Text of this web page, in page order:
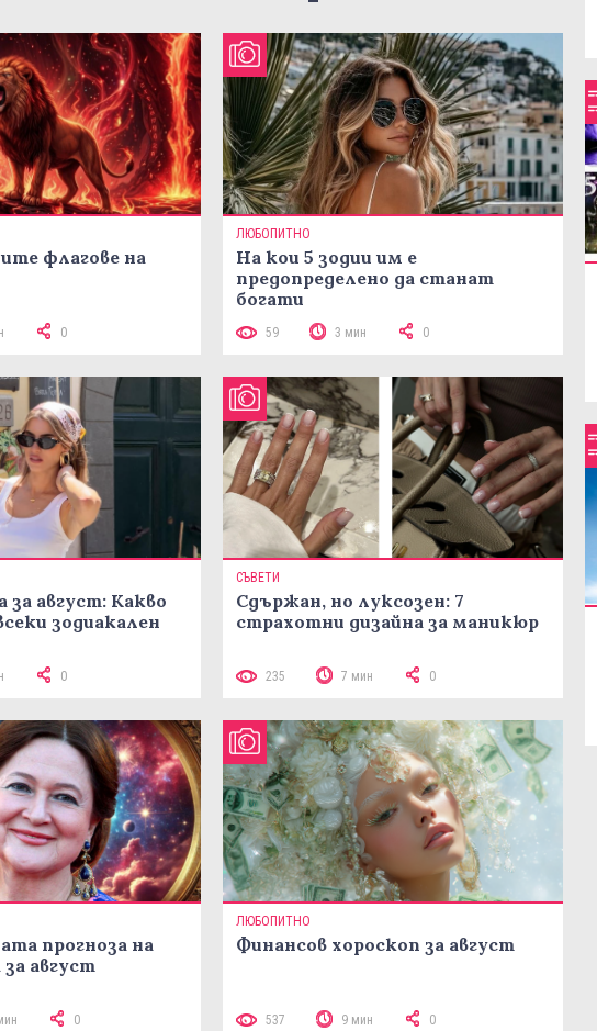
флагове на
0
ЛЮБОПИТНО
На кои 5 зодии им е
предопределено да станат
богати
59 3 мин 0
за август: Какво
зодиакален
0
СЪВЕТИ
Сдържан, но луксозен: 7
страхотни дизайна за маникюр
235 7 мин 0
прогноза на
август
0
ЛЮБОПИТНО
Финансов хороскоп за август
537 9 мин 0